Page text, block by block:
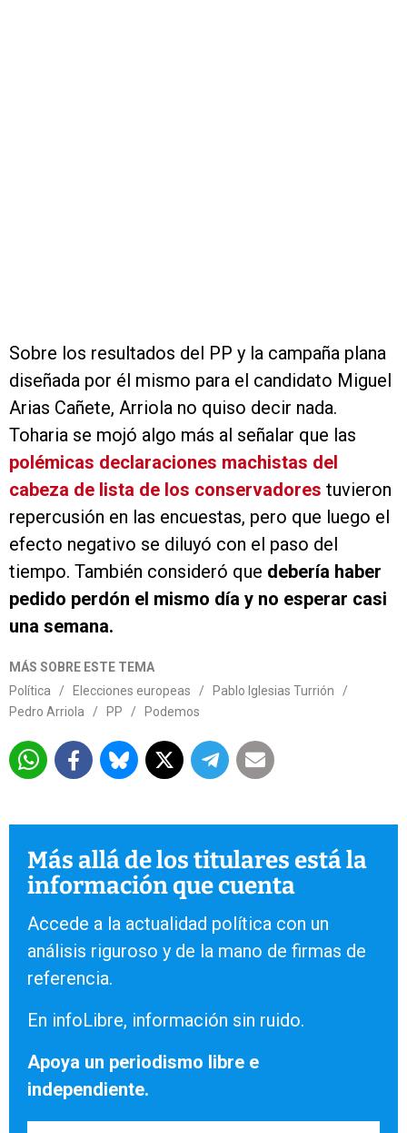
Sobre los resultados del PP y la campaña plana
diseñada por él mismo para el candidato Miguel
Arias Cañete, Arriola no quiso decir nada.
Toharia se mojó algo más al señalar que las
polémicas declaraciones machistas del
cabeza de lista de los conservadores tuvieron
repercusión en las encuestas, pero que luego el
efecto negativo se diluyó con el paso del
tiempo. También consideró que debería haber
pedido perdón el mismo día y no esperar casi
una semana.
MÁS SOBRE ESTE TEMA
Política
/ Elecciones europeas / Pablo Iglesias Turrión
/
Pedro Arriola
/ PP / Podemos
Más allá de los titulares está la
información que cuenta
Accede a la actualidad política con un
análisis riguroso y de la mano de firmas de
referencia.
En infoLibre, información sin ruido.
Apoya un periodismo libre e
independiente.